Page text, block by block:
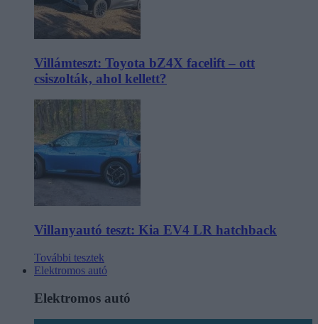
Villámteszt: Toyota bZ4X facelift – ott
csiszolták, ahol kellett?
Villanyautó teszt: Kia EV4 LR hatchback
További tesztek
Elektromos autó
Elektromos autó